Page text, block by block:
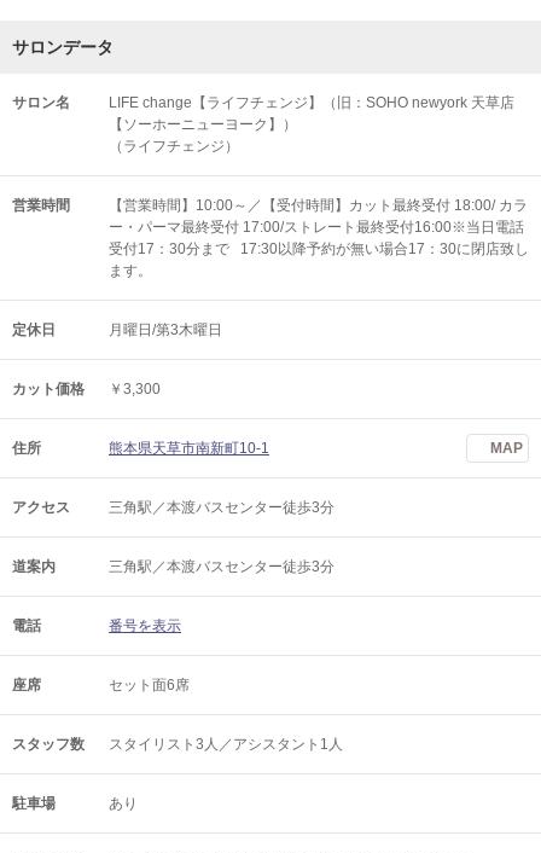
サロンデータ
サロン名
LIFE change【ライフチェンジ】（旧：SOHO newyork 天草店
【ソーホーニューヨーク】）
（ライフチェンジ）
営業時間
【営業時間】10:00～／【受付時間】カット最終受付 18:00/ カラ
ー・パーマ最終受付 17:00/ストレート最終受付16:00※当日電話
受付17：30分まで 17:30以降予約が無い場合17：30に閉店致し
ます。
定休日 月曜日/第3木曜日
カット価格 ￥3,300
住所 熊本県天草市南新町10-1 MAP
アクセス 三角駅／本渡バスセンター徒歩3分
道案内 三角駅／本渡バスセンター徒歩3分
電話 番号を表示
座席 セット面6席
スタッフ数 スタイリスト3人／アシスタント1人
駐車場 あり